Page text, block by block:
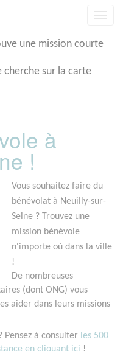
une mission courte
cherche sur la carte
à
!
Vous souhaitez faire du
bénévolat à Neuilly-sur-
Seine ? Trouvez une
mission bénévole
n'importe où dans la ville
!
De nombreuses
(dont ONG) vous
aider dans leurs missions
Pensez à consulter les 500